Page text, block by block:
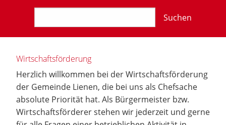
Suchen
Wirtschaftsförderung
Herzlich willkommen bei der Wirtschaftsförderung
der Gemeinde Lienen, die bei uns als Chefsache
absolute Priorität hat. Als Bürgermeister bzw.
Wirtschaftsförderer stehen wir jederzeit und gerne